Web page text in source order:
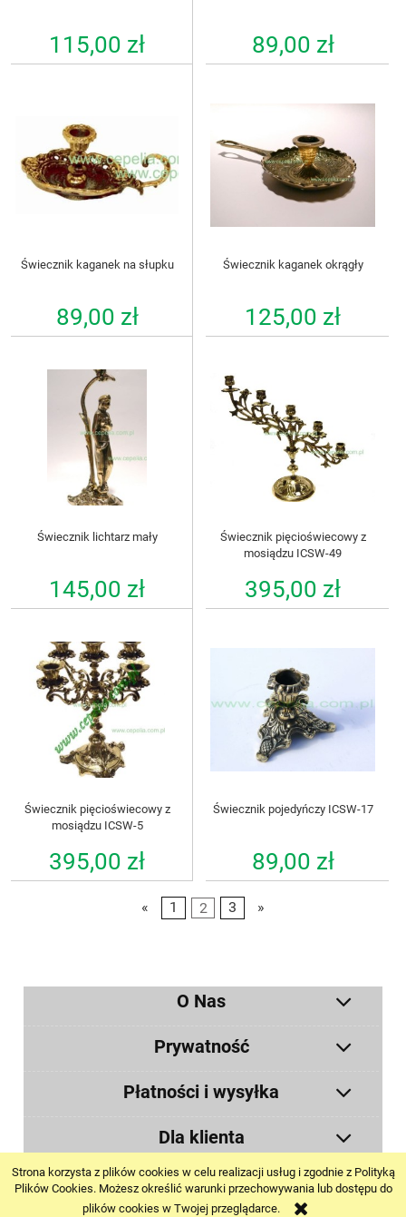
Strona korzysta z plików cookies w celu realizacji usług i zgodnie z Polityką
Plików Cookies. Możesz określić warunki przechowywania lub dostępu do
plików cookies w Twojej przeglądarce.
115,00 zł 89,00 zł
Świecznik kaganek na słupku
89,00 zł
Świecznik kaganek okrągły
125,00 zł
Świecznik lichtarz mały
145,00 zł
Świecznik pięcioświecowy z
mosiądzu ICSW-49
395,00 zł
Świecznik pięcioświecowy z
mosiądzu ICSW-5
395,00 zł
Świecznik pojedyńczy ICSW-17
89,00 zł
« 1 2 3 »
O Nas
Prywatność
Płatności i wysyłka
Dla klienta
pokaż pełną wersję strony